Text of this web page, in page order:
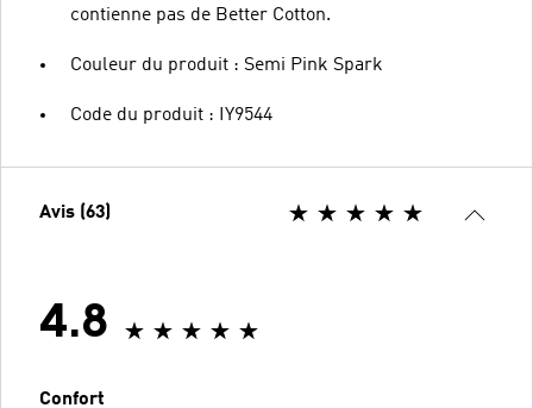
contienne pas de Better Cotton.
Couleur du produit : Semi Pink Spark
Code du produit : IY9544
Avis (63)
4.8
Confort